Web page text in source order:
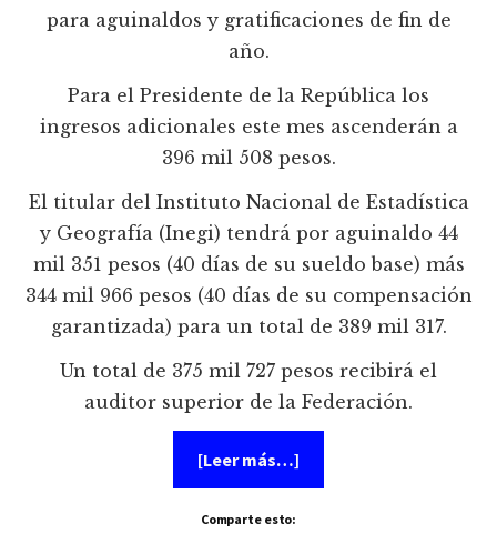
para aguinaldos y gratificaciones de fin de
año.
Para el Presidente de la República los
ingresos adicionales este mes ascenderán a
396 mil 508 pesos.
El titular del Instituto Nacional de Estadística
y Geografía (Inegi) tendrá por aguinaldo 44
mil 351 pesos (40 días de su sueldo base) más
344 mil 966 pesos (40 días de su compensación
garantizada) para un total de 389 mil 317.
Un total de 375 mil 727 pesos recibirá el
auditor superior de la Federación.
[Leer más…]
Vaya
Comparte esto: